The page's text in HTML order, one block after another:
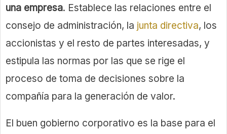
una empresa. Establece las relaciones entre el
consejo de administración, la junta directiva, los
accionistas y el resto de partes interesadas, y
estipula las normas por las que se rige el
proceso de toma de decisiones sobre la
compañía para la generación de valor.
El buen gobierno corporativo es la base para el